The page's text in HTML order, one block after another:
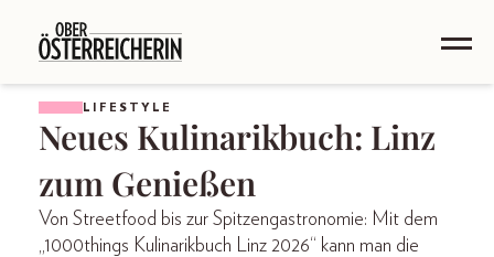
LIFESTYLE
Neues Kulinarikbuch: Linz
zum Genießen
Von Streetfood bis zur Spitzengastronomie: Mit dem
„1000things Kulinarikbuch Linz 2026“ kann man die